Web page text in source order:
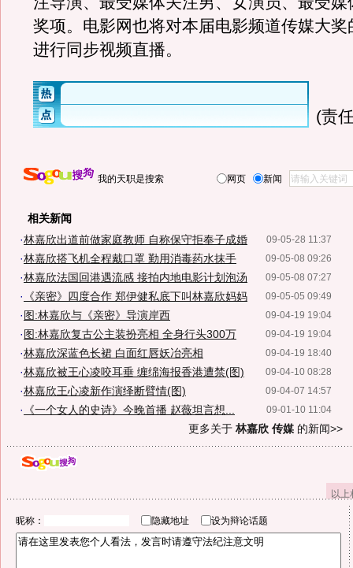
奖项。电影网也将对本届电影频道传媒大奖
进行同步视频直播。
(责
我的天职是搜索 网页 新闻
相关新闻
09-05-28 11:37
·林嘉欣出道前做家庭教师 自称保守拒奉子成婚
09-05-08 09:26
·林嘉欣搭飞机全程戴口罩 勤用消毒药水抹手
09-05-08 07:27
·林嘉欣法国回港遇流感 接拍内地电影计划泡汤
09-05-05 09:49
· 《亲密》四度合作 郑伊健私底下叫林嘉欣妈妈
09-04-19 19:04
· 图:林嘉欣与《亲密》导演岸西
09-04-19 19:04
· 图:林嘉欣复古公主装扮亮相 全身行头300万
09-04-19 18:40
·林嘉欣深蓝色长裙 白面红唇妖冶亮相
09-04-10 08:28
·林嘉欣被王心凌咬耳垂 缠绵海报香港遭禁(图)
09-04-07 14:57
·林嘉欣王心凌新作演绎断臂情(图)
09-01-10 11:04
·
《一个女人的史诗》今晚首播 赵薇坦言想...
更多关于 林嘉欣 传媒 的新闻>>
以
昵称： 隐藏地址 设为辩论话题